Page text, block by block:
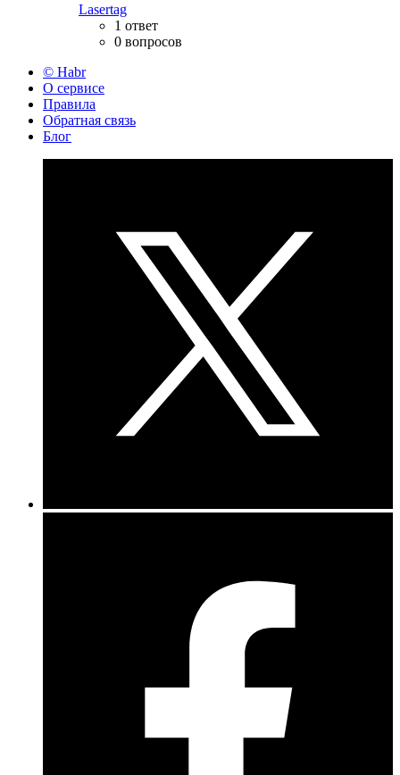
Lasertag
1 ответ
0 вопросов
© Habr
О сервисе
Правила
Обратная связь
Блог